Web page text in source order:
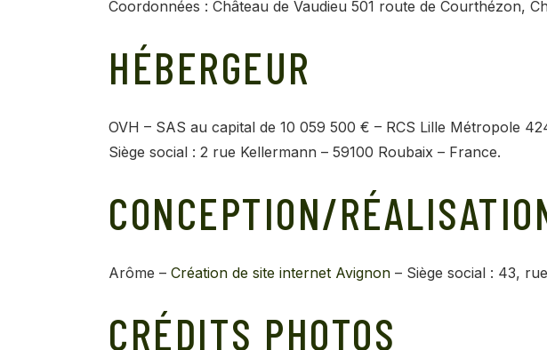
Coordonnées : Château de Vaudieu 501 route de Courthézon,
HÉBERGEUR
OVH – SAS au capital de 10 059 500 € – RCS Lille Métropole
Siège social : 2 rue Kellermann – 59100 Roubaix – France.
CONCEPTION/
Arôme – Création de site internet Avignon – Siège social : 43,
CRÉDITS PHOTOS